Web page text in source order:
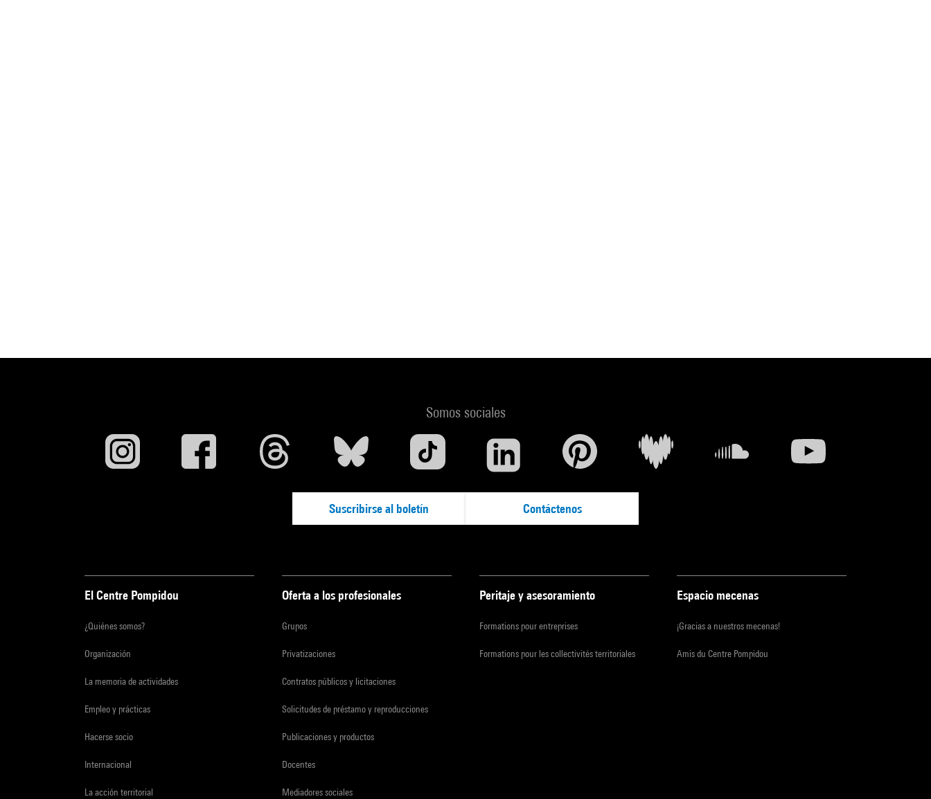
Somos sociales
Suscribirse al boletín Contáctenos
El Centre Pompidou
¿Quiénes somos?
Organización
La memoria de actividades
Empleo y prácticas
Hacerse socio
Internacional
La acción territorial
Oferta a los profesionales
Grupos
Privatizaciones
Contratos públicos y licitaciones
Solicitudes de préstamo y reproducciones
Publicaciones y productos
Docentes
Mediadores sociales
Peritaje y asesoramiento
Formations pour entreprises
Formations pour les collectivités territoriales
Espacio mecenas
¡Gracias a nuestros mecenas!
Amis du Centre Pompidou